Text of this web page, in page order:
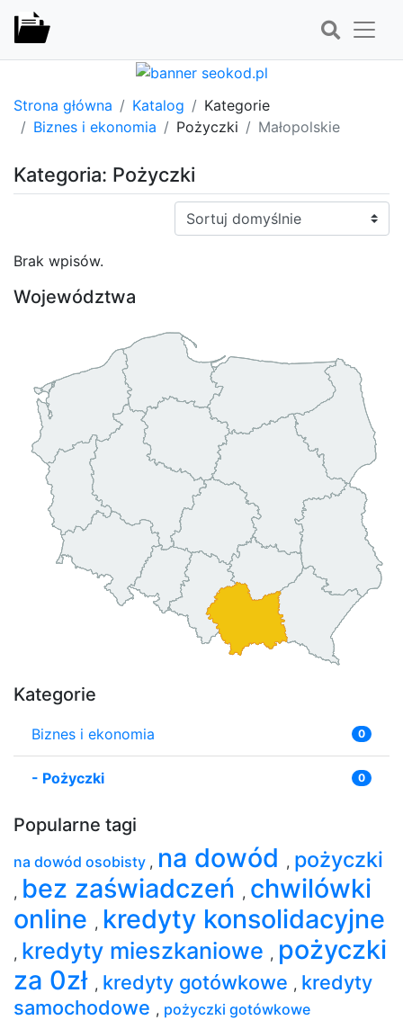
Strona główna Katalog
Kategorie
Biznes i ekonomia
Pożyczki Małopolskie
Kategoria: Pożyczki
Sortuj:
Brak wpisów.
Województwa
Kategorie
Biznes i ekonomia 0
- Pożyczki 0
Popularne tagi
na dowód osobisty , na dowód , pożyczki
, bez zaświadczeń , chwilówki
online , kredyty konsolidacyjne
, kredyty mieszkaniowe , pożyczki
za 0zł , kredyty gotówkowe , kredyty
samochodowe , pożyczki gotówkowe